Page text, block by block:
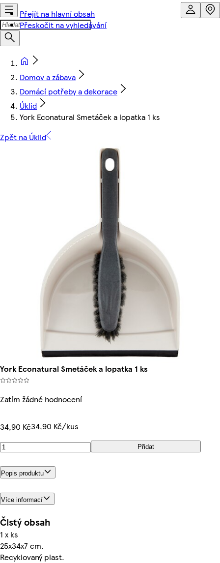
Přejít na hlavní obsah
Přeskočit na vyhledávání
Domov a zábava
Domácí potřeby a dekorace
Úklid
York Econatural Smetáček a lopatka 1 ks
Zpět na Úklid
York Econatural Smetáček a lopatka 1 ks
Zatím žádné hodnocení
34,90 Kč34,90 Kč/kus
Přidat
Popis produktu
Více informací
Čistý obsah
1 x ks
25x34x7 cm.
Recyklovaný plast.